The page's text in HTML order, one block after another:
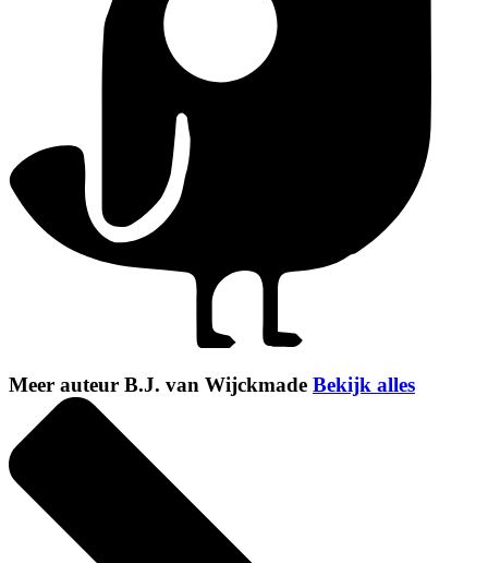
Meer auteur B.J. van Wijckmade Bekijk alles